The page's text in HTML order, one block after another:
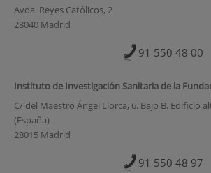
Avda. Reyes Católicos, 2
28040 Madrid
91 550 48 00
Instituto de Investigación Sanitaria de la
C/ del Maestro Ángel Llorca, 6. Bajo B. Edificio
(España)
28015 Madrid
91 550 48 97